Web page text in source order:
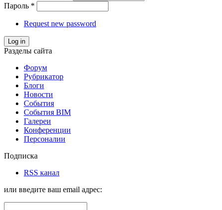
Пароль *
Request new password
Log in
Разделы сайта
Форум
Рубрикатор
Блоги
Новости
События
События BIM
Галереи
Конференции
Персоналии
Подписка
RSS канал
или введите ваш email адрес: